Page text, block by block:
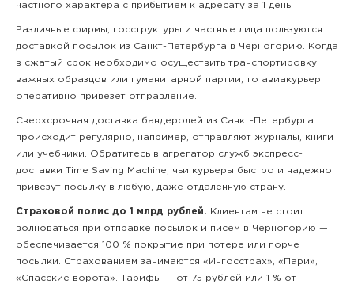
частного характера с прибытием к адресату за 1 день.
Различные фирмы, госструктуры и частные лица пользуются
доставкой посылок из Санкт-Петербурга в Черногорию. Когда
в сжатый срок необходимо осуществить транспортировку
важных образцов или гуманитарной партии, то авиакурьер
оперативно привезёт отправление.
Сверхсрочная доставка бандеролей из Санкт-Петербурга
происходит регулярно, например, отправляют журналы, книги
или учебники. Обратитесь в агрегатор служб экспресс-
доставки Time Saving Machine, чьи курьеры быстро и надежно
привезут посылку в любую, даже отдаленную страну.
Страховой полис до 1 млрд рублей. Клиентам не стоит
волноваться при отправке посылок и писем в Черногорию —
обеспечивается 100 % покрытие при потере или порче
посылки. Страхованием занимаются «Ингосстрах», «Пари»,
«Спасские ворота». Тарифы — от 75 рублей или 1 % от